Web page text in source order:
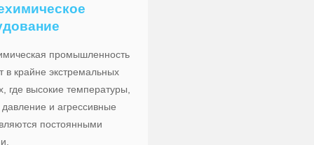
промышленность
в крайне экстремальных
где высокие температуры,
и агрессивные
постоянными